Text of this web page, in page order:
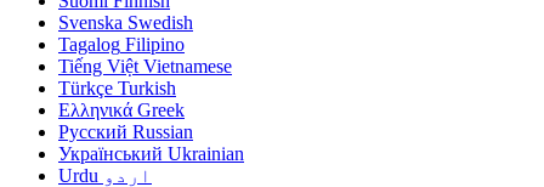
Svenska Swedish
Tagalog Filipino
Tiếng Việt Vietnamese
Türkçe Turkish
Ελληνικά Greek
Русский Russian
Український Ukrainian
اردو Urdu